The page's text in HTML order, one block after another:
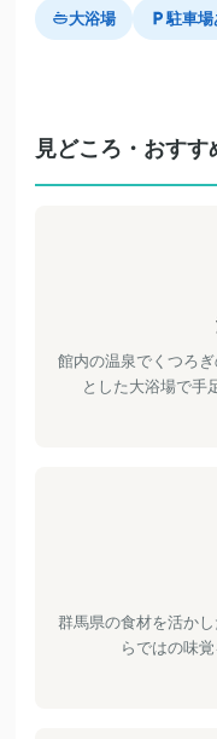
大浴場 駐車場
見どころ・おすす
館内の温泉でくつろ
とした大浴場で手
群馬県の食材を活か
らではの味